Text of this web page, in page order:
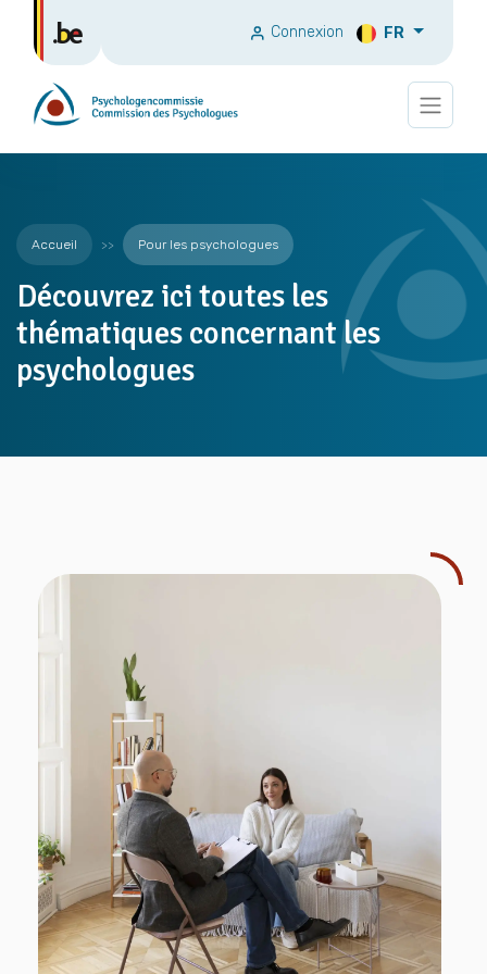
Connexion FR
Accueil Pour les psychologues
Découvrez ici toutes les
thématiques concernant les
psychologues